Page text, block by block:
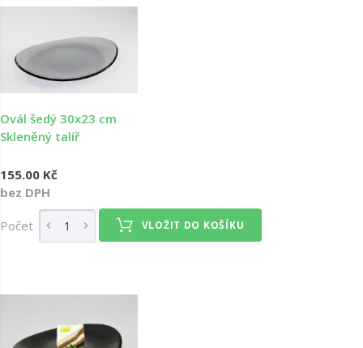
Ovál šedý 30x23 cm
Skleněný talíř
155.00 Kč
bez DPH
Počet VLOŽIT DO KOŠÍKU